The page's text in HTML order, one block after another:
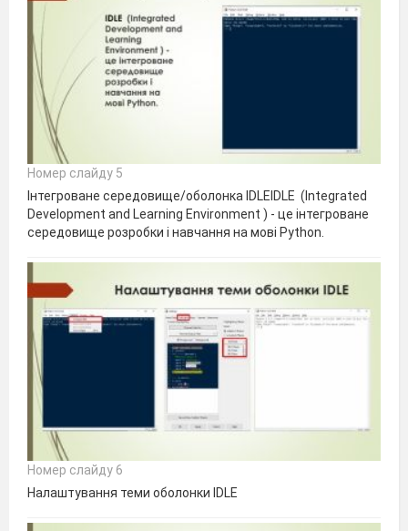
Номер слайду 5
Інтегроване середовище/оболонка IDLEIDLE (Integrated
Development and Learning Environment ) - це інтегроване
середовище розробки і навчання на мові Python.
Номер слайду 6
Налаштування теми оболонки IDLE